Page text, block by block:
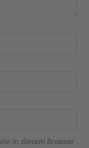
in diesem Browser